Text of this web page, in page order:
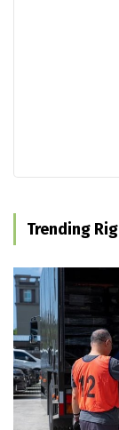
Trending